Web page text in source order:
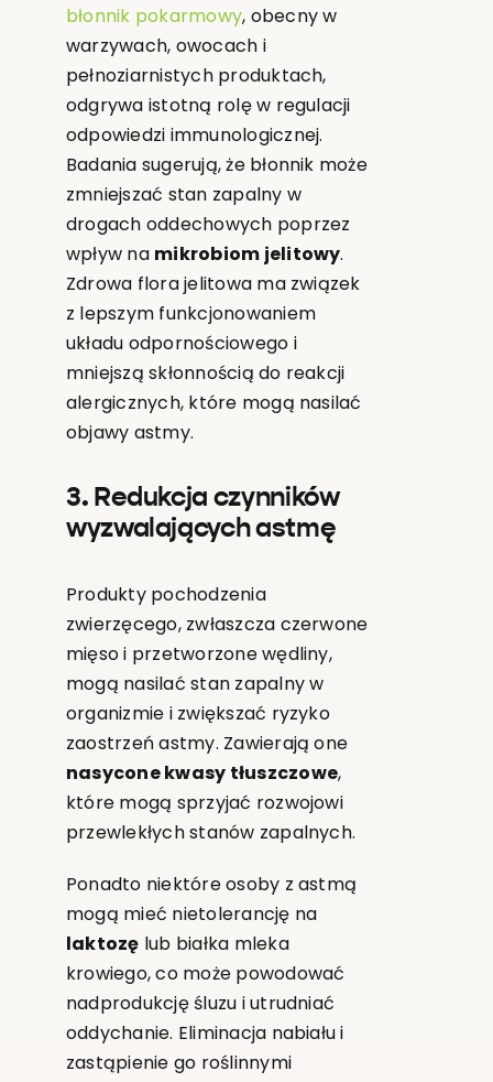
błonnik pokarmowy, obecny w
warzywach, owocach i
pełnoziarnistych produktach,
odgrywa istotną rolę w regulacji
odpowiedzi immunologicznej.
Badania sugerują, że błonnik może
zmniejszać stan zapalny w
drogach oddechowych poprzez
wpływ na mikrobiom jelitowy.
Zdrowa flora jelitowa ma związek
z lepszym funkcjonowaniem
układu odpornościowego i
mniejszą skłonnością do reakcji
alergicznych, które mogą nasilać
objawy astmy.
3. Redukcja czynników
wyzwalających astmę
Produkty pochodzenia
zwierzęcego, zwłaszcza czerwone
mięso i przetworzone wędliny,
mogą nasilać stan zapalny w
organizmie i zwiększać ryzyko
zaostrzeń astmy. Zawierają one
nasycone kwasy tłuszczowe,
które mogą sprzyjać rozwojowi
przewlekłych stanów zapalnych.
Ponadto niektóre osoby z astmą
mogą mieć nietolerancję na
laktozę lub białka mleka
krowiego, co może powodować
nadprodukcję śluzu i utrudniać
oddychanie. Eliminacja nabiału i
zastąpienie go roślinnymi